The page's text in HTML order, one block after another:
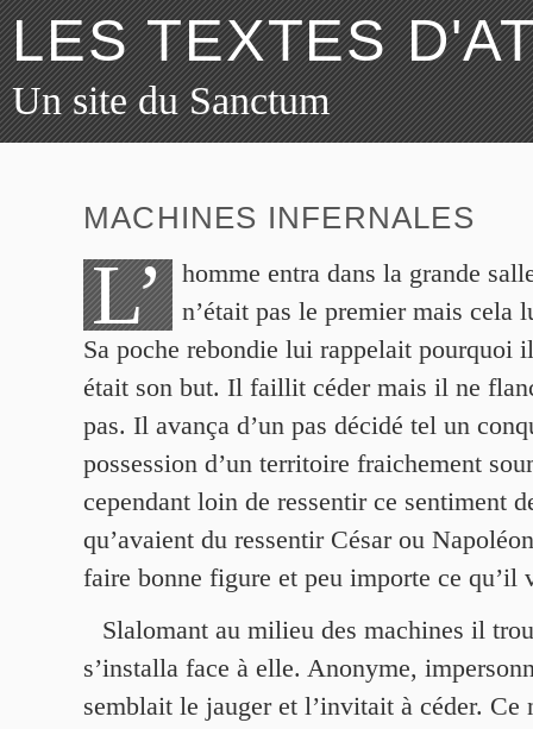
LES TEXTES
Un site du Sanctum
MACHINES INFERNALES
L’
homme entra dans la grande
n’était pas le premier mais cela
Sa poche rebondie lui rappelait pourquoi
était son but. Il faillit céder mais il ne
pas. Il avança d’un pas décidé tel un
possession d’un territoire fraichement
cependant loin de ressentir ce sentiment
qu’avaient du ressentir César ou
faire bonne figure et peu importe ce qu’il
Slalomant au milieu des machines il
s’installa face à elle. Anonyme,
semblait le jauger et l’invitait à céder. Ce